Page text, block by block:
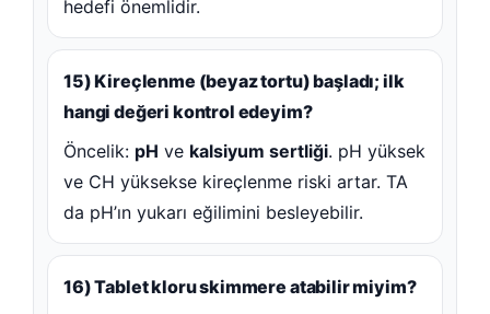
hedefi önemlidir.
15) Kireçlenme (beyaz tortu) başladı; ilk
hangi değeri kontrol edeyim?
Öncelik: pH ve kalsiyum sertliği. pH yüksek
ve CH yüksekse kireçlenme riski artar. TA
da pH’ın yukarı eğilimini besleyebilir.
16) Tablet kloru skimmere atabilir miyim?